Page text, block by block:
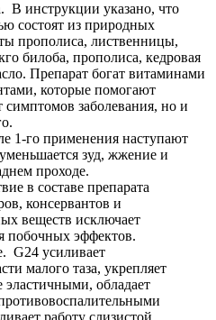
В инструкции указано, что
состоят из природных
прополиса, лиственницы,
билоба, прополиса, кедровая
Препарат богат витаминами
которые помогают
симптомов заболевания, но и
1-го применения наступают
зуд, жжение и
проходе.
в составе препарата
консервантов и
веществ исключает
побочных эффектов.
G24 усиливает
малого таза, укрепляет
эластичными, обладает